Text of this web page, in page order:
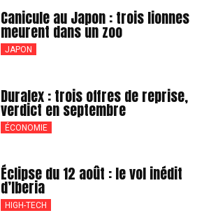
Canicule au Japon : trois lionnes
meurent dans un zoo
JAPON
Duralex : trois offres de reprise,
verdict en septembre
ÉCONOMIE
Éclipse du 12 août : le vol inédit
d’Iberia
HIGH-TECH